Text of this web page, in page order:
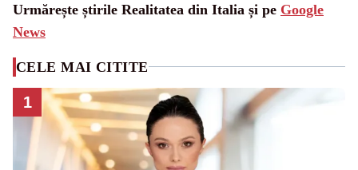
Urmărește știrile Realitatea din Italia și pe Google
News
CELE MAI CITITE
1